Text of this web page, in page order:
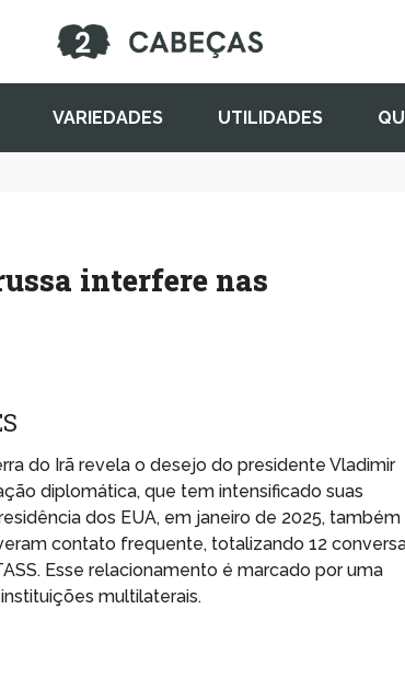
VARIEDADES UTILIDADES
interfere nas
do Irã revela o desejo do presidente Vladimir
diplomática, que tem intensificado suas
dos EUA, em janeiro de 2025, também
contato frequente, totalizando 12
Esse relacionamento é marcado por uma
multilaterais.